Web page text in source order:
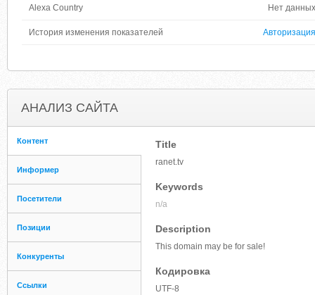
Alexa Country Нет данных
История изменения показателей Авторизация
АНАЛИЗ САЙТА
Контент
Информер
Посетители
Позиции
Конкуренты
Ссылки
Title
ranet.tv
Keywords
n/a
Description
This domain may be for sale!
Кодировка
UTF-8